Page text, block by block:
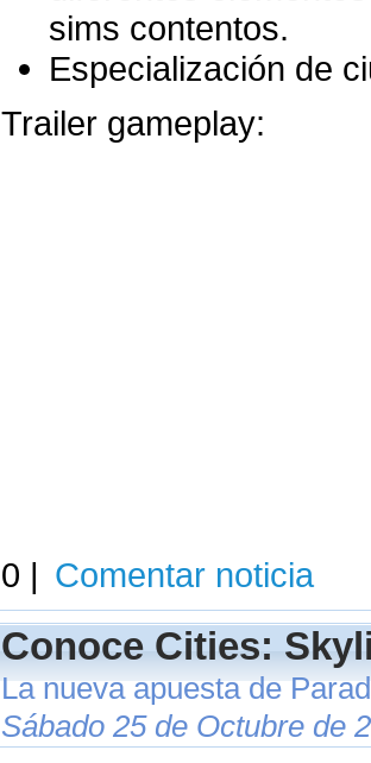
sims contentos.
Especialización de
Trailer gameplay:
0 | Comentar noticia
Conoce Cities:
La nueva apuesta de
Sábado 25 de Octubre de